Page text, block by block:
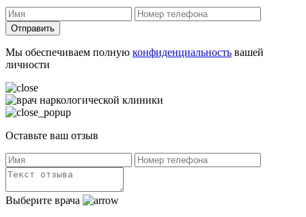
Отправить
Мы обеспечиваем полную конфиденциальность вашей
личности
Оставьте ваш отзыв
Выберите врача